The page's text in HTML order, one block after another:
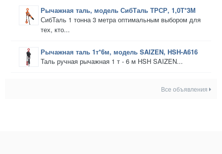
Рычажная таль, модель СибТаль ТРСР, 1,0Т*3М
СибТаль 1 тонна 3 метра оптимальным выбором для
тех, кто...
Рычажная таль 1т*6м, модель SAIZEN, HSH-A616
Таль ручная рычажная 1 т - 6 м HSH SAIZEN...
Все объявления